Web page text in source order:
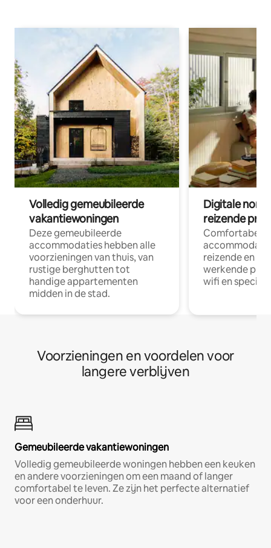
Volledig gemeubileerde
vakantiewoningen
Deze gemeubileerde
accommodaties hebben alle
voorzieningen van thuis, van
rustige berghutten tot
handige appartementen
midden in de stad.
Digitale
reizende
Comfortabele
reizende en
werkende
wifi en
Voorzieningen en voordelen voor
langere verblijven
Gemeubileerde vakantiewoningen
Volledig gemeubileerde woningen hebben een keuken
en andere voorzieningen om een maand of langer
comfortabel te leven. Ze zijn het perfecte alternatief
voor een onderhuur.